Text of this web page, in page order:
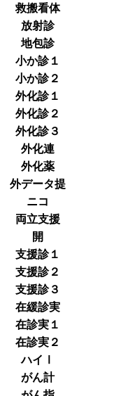
救搬看体
放射診
地包診
小か診１
小か診２
外化診１
外化診２
外化診３
外化連
外化薬
外データ提
ニコ
両立支援
開
支援診１
支援診２
支援診３
在緩診実
在診実１
在診実２
ハイⅠ
がん計